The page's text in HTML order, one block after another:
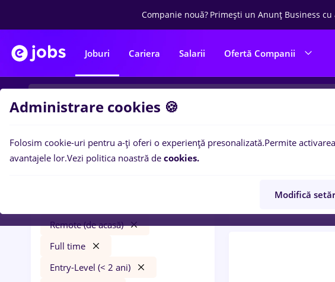
Companie nouă? Primești un Anunț Business
Joburi Cariera Salarii Ofertă Companii
Filtre
Remote (de acasă)
Full time
Entry-Level (< 2 ani)
0locuri de
Administrare cookies 🍪
Folosim cookie-uri pentru a-ți oferi o experiență presonalizată.Permite
avantajele lor.Vezi politica noastră de cookies.
Modifică